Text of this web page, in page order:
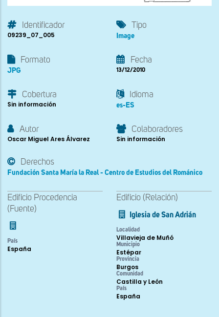
Identificador
09239_07_005
Tipo
Image
Formato
JPG
Fecha
13/12/2010
Cobertura
Sin información
Idioma
es-ES
Autor
Oscar Miguel Ares Álvarez
Colaboradores
Sin información
Derechos
Fundación Santa María la Real - Centro de Estudios del Románico
Edificio Procedencia
(Fuente)
País
España
Edificio (Relación)
Iglesia de San Adrián
Localidad
Villavieja de Muñó
Municipio
Estépar
Provincia
Burgos
Comunidad
Castilla y León
País
España